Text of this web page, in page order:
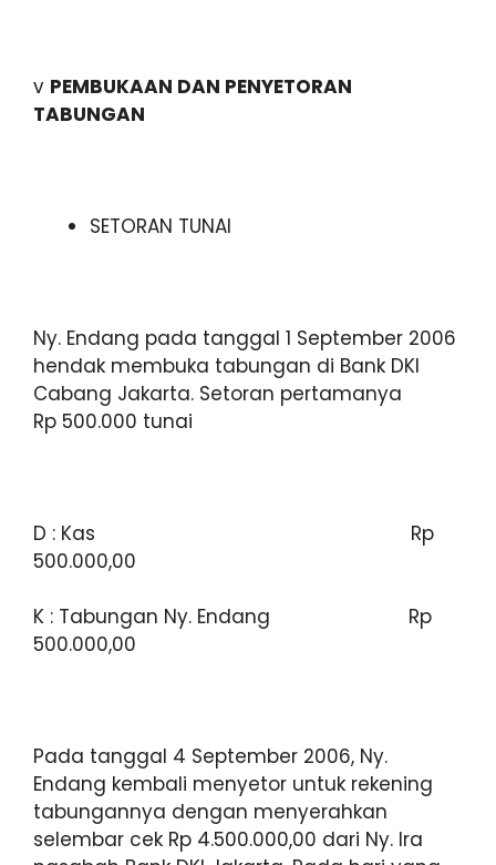
v PEMBUKAAN DAN PENYETORAN
TABUNGAN
SETORAN TUNAI
Ny. Endang pada tanggal 1 September 2006
hendak membuka tabungan di Bank DKI
Cabang Jakarta. Setoran pertamanya
Rp 500.000 tunai
D : Kas Rp
500.000,00
K : Tabungan Ny. Endang Rp
500.000,00
Pada tanggal 4 September 2006, Ny.
Endang kembali menyetor untuk rekening
tabungannya dengan menyerahkan
selembar cek Rp 4.500.000,00 dari Ny. Ira